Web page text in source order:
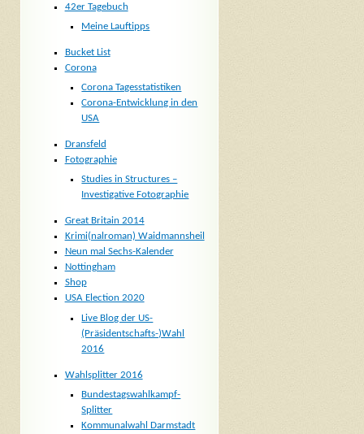
42er Tagebuch
Meine Lauftipps
Bucket List
Corona
Corona Tagesstatistiken
Corona-Entwicklung in den
USA
Dransfeld
Fotographie
Studies in Structures –
Investigative Fotographie
Great Britain 2014
Krimi(nalroman) Waidmannsheil
Neun mal Sechs-Kalender
Nottingham
Shop
USA Election 2020
Live Blog der US-
(Präsidentschafts-)Wahl
2016
Wahlsplitter 2016
Bundestagswahlkampf-
Splitter
Kommunalwahl Darmstadt